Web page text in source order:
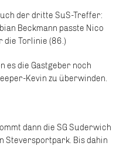
der dritte SuS-Treffer:
Beckmann passte Nico
die Torlinie (86.)
es die Gastgeber noch
Kevin zu überwinden.
dann die SG Suderwich
Steversportpark. Bis dahin